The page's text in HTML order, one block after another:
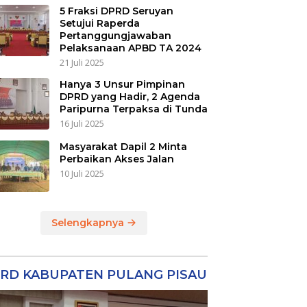
5 Fraksi DPRD Seruyan
Setujui Raperda
Pertanggungjawaban
Pelaksanaan APBD TA 2024
21 Juli 2025
Hanya 3 Unsur Pimpinan
DPRD yang Hadir, 2 Agenda
Paripurna Terpaksa di Tunda
16 Juli 2025
Masyarakat Dapil 2 Minta
Perbaikan Akses Jalan
10 Juli 2025
Selengkapnya
KABUPATEN PULANG PISAU